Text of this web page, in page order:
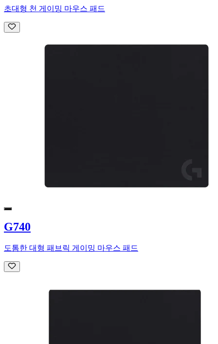
초대형 천 게이밍 마우스 패드
G740
도톰한 대형 패브릭 게이밍 마우스 패드